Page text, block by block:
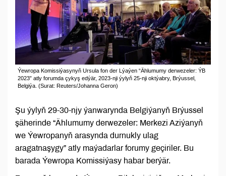
Ýewropa Komissiýasynyň Ursula fon der Lýaýen “Ählumumy derwezeler: ÝB
2023” atly forumda çykyş edýär, 2023-nji ýylyň 25-nji oktýabry, Brýussel,
Belgiýa. (Surat: Reuters/Johanna Geron)
Şu ýylyň 29-30-njy ýanwarynda Belgiýanyň Brýussel
şäherinde “Ählumumy derwezeler: Merkezi Aziýanyň
we Ýewropanyň arasynda durnukly ulag
aragatnaşygy” atly maýadarlar forumy geçiriler. Bu
barada Ýewropa Komissiýasy habar berýär.